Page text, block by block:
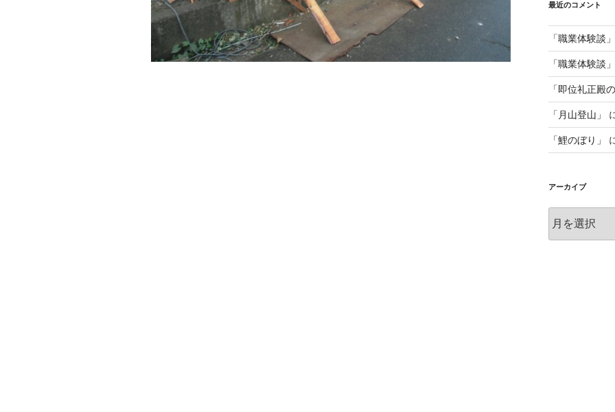
最近のコメント
「職業体験談」
「職業体験談」
「即位礼正殿の
「月山登山」
「鯉のぼり」
アーカイブ
ー